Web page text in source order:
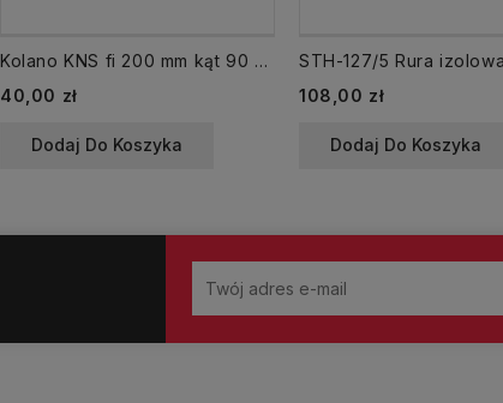
Kolano KNS fi 200 mm kąt 90 nastawne regulowane ocynk
Cena
40,00 zł
Dodaj Do Koszyka
Cena
108,00 zł
Dodaj Do Koszyka